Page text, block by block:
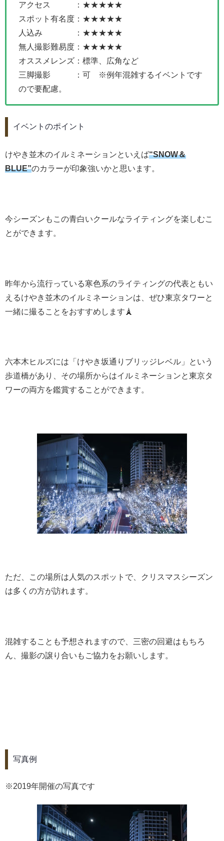
アクセス ：★★★★★
スポット有名度：★★★★★
人込み ：★★★★★
無人撮影難易度：★★★★★
オススメレンズ：標準、広角など
三脚撮影 ：可 ※例年混雑するイベントです
ので要配慮。
イベントのポイント
けやき並木のイルミネーションといえば“SNOW＆
BLUE”のカラーが印象強いかと思います。
今シーズンもこの青白いクールなライティングを楽しむこ
とができます。
昨年から流行っている寒色系のライティングの代表ともい
えるけやき並木のイルミネーションは、ぜひ東京タワーと
一緒に撮ることをおすすめします🗼
六本木ヒルズには「けやき坂通りブリッジレベル」という
歩道橋があり、その場所からはイルミネーションと東京タ
ワーの両方を鑑賞することができます。
ただ、この場所は人気のスポットで、クリスマスシーズン
は多くの方が訪れます。
混雑することも予想されますので、三密の回避はもちろ
ん、撮影の譲り合いもご協力をお願いします。
写真例
※2019年開催の写真です